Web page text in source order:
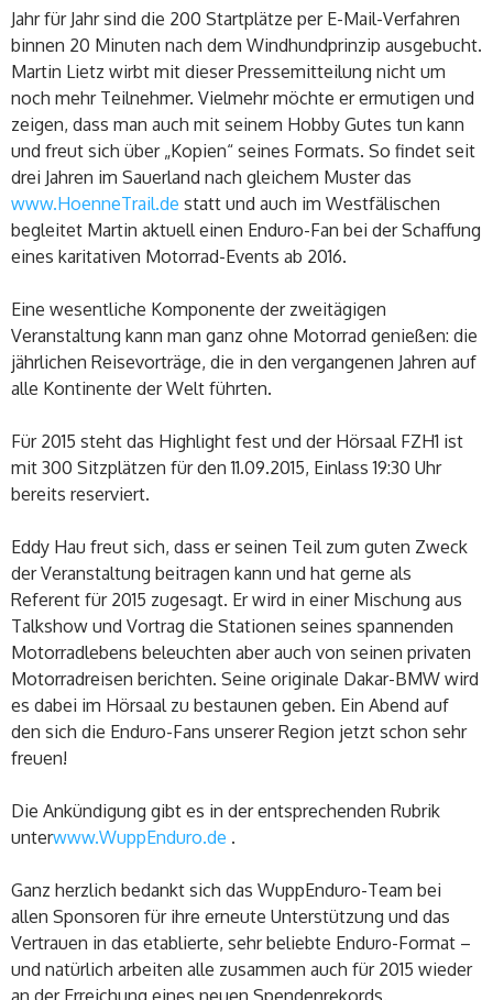
Jahr für Jahr sind die 200 Startplätze per E-Mail-Verfahren
binnen 20 Minuten nach dem Windhundprinzip ausgebucht.
Martin Lietz wirbt mit dieser Pressemitteilung nicht um
noch mehr Teilnehmer. Vielmehr möchte er ermutigen und
zeigen, dass man auch mit seinem Hobby Gutes tun kann
und freut sich über „Kopien“ seines Formats. So findet seit
drei Jahren im Sauerland nach gleichem Muster das
www.HoenneTrail.de statt und auch im Westfälischen
begleitet Martin aktuell einen Enduro-Fan bei der Schaffung
eines karitativen Motorrad-Events ab 2016.
Eine wesentliche Komponente der zweitägigen
Veranstaltung kann man ganz ohne Motorrad genießen: die
jährlichen Reisevorträge, die in den vergangenen Jahren auf
alle Kontinente der Welt führten.
Für 2015 steht das Highlight fest und der Hörsaal FZH1 ist
mit 300 Sitzplätzen für den 11.09.2015, Einlass 19:30 Uhr
bereits reserviert.
Eddy Hau freut sich, dass er seinen Teil zum guten Zweck
der Veranstaltung beitragen kann und hat gerne als
Referent für 2015 zugesagt. Er wird in einer Mischung aus
Talkshow und Vortrag die Stationen seines spannenden
Motorradlebens beleuchten aber auch von seinen privaten
Motorradreisen berichten. Seine originale Dakar-BMW wird
es dabei im Hörsaal zu bestaunen geben. Ein Abend auf
den sich die Enduro-Fans unserer Region jetzt schon sehr
freuen!
Die Ankündigung gibt es in der entsprechenden Rubrik
unterwww.WuppEnduro.de .
Ganz herzlich bedankt sich das WuppEnduro-Team bei
allen Sponsoren für ihre erneute Unterstützung und das
Vertrauen in das etablierte, sehr beliebte Enduro-Format –
und natürlich arbeiten alle zusammen auch für 2015 wieder